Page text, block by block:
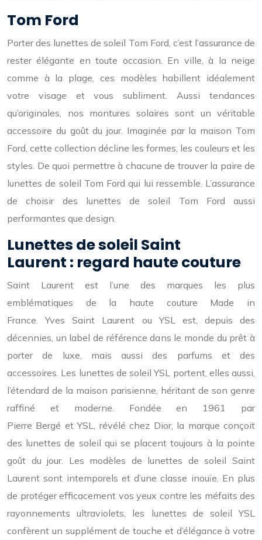
Tom Ford
Porter des lunettes de soleil Tom Ford, c’est l’assurance de
rester élégante en toute occasion. En ville, à la neige
comme à la plage, ces modèles habillent idéalement
votre visage et vous subliment. Aussi tendances
qu’originales, nos montures solaires sont un véritable
accessoire du goût du jour. Imaginée par la maison Tom
Ford, cette collection décline les formes, les couleurs et les
styles. De quoi permettre à chacune de trouver la paire de
lunettes de soleil Tom Ford qui lui ressemble. L’assurance
de choisir des lunettes de soleil Tom Ford aussi
performantes que design.
Lunettes de soleil Saint
Laurent : regard haute couture
Saint Laurent est l’une des marques les plus
emblématiques de la haute couture Made in
France. Yves Saint Laurent ou YSL est, depuis des
décennies, un label de référence dans le monde du prêt à
porter de luxe, mais aussi des parfums et des
accessoires. Les lunettes de soleil YSL portent, elles aussi,
l’étendard de la maison parisienne, héritant de son genre
raffiné et moderne. Fondée en 1961 par
Pierre Bergé et YSL, révélé chez Dior, la marque conçoit
des lunettes de soleil qui se placent toujours à la pointe
goût du jour. Les modèles de lunettes de soleil Saint
Laurent sont intemporels et d’une classe inouïe. En plus
de protéger efficacement vos yeux contre les méfaits des
rayonnements ultraviolets, les lunettes de soleil YSL
confèrent un supplément de touche et d’élégance à votre